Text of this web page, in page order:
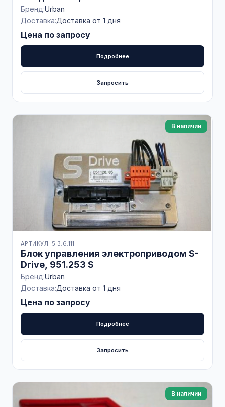
Бренд:Urban
Доставка:Доставка от 1 дня
Цена по запросу
Подробнее
Запросить
В наличии
АРТИКУЛ: 5.3.6.111
Блок управления электроприводом S-
Drive, 951.253 S
Бренд:Urban
Доставка:Доставка от 1 дня
Цена по запросу
Подробнее
Запросить
В наличии